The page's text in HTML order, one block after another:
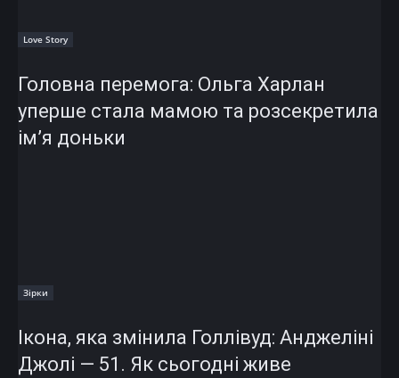
Love Story
Головна перемога: Ольга Харлан
уперше стала мамою та розсекретила
ім’я доньки
Зірки
Ікона, яка змінила Голлівуд: Анджеліні
Джолі — 51. Як сьогодні живе